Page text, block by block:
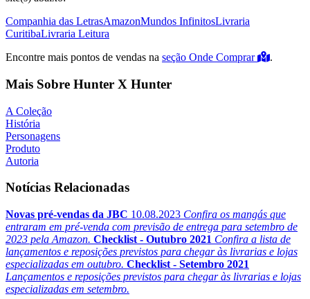
Companhia das LetrasAmazonMundos InfinitosLivraria
CuritibaLivraria Leitura
Encontre mais pontos de vendas na seção Onde Comprar .
Mais Sobre Hunter X Hunter
A Coleção
História
Personagens
Produto
Autoria
Notícias Relacionadas
Novas pré-vendas da JBC 10.08.2023 Confira os mangás que
entraram em pré-venda com previsão de entrega para setembro de
2023 pela Amazon. Checklist - Outubro 2021 Confira a lista de
lançamentos e reposições previstos para chegar às livrarias e lojas
especializadas em outubro. Checklist - Setembro 2021
Lançamentos e reposições previstos para chegar às livrarias e lojas
especializadas em setembro.